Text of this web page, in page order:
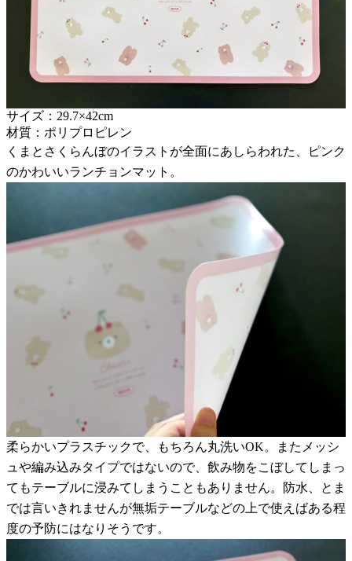
サイズ：29.7×42cm
材質：ポリプロピレン
くまとさくらんぼのイラストが全面にあしらわれた、ピンク
のかわいいランチョンマット。
柔らかいプラスチックで、もちろん丸洗いOK。またメッシ
ュや編み込みタイプではないので、飲み物をこぼしてしまっ
てもテーブルに浸みてしまうこともありません。防水、とま
では言いきれませんが無垢テーブルなどの上で使えばある程
度の予防にはなりそうです。